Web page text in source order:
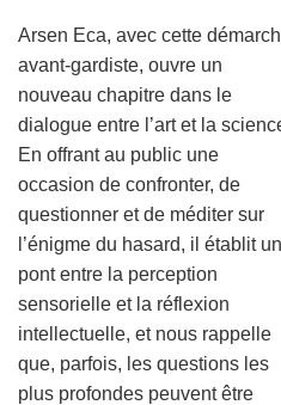
Arsen Eca, avec cette
avant-gardiste, ouvre un
nouveau chapitre dans le
dialogue entre l’art et la
En offrant au public une
occasion de confronter, de
questionner et de méditer sur
l’énigme du hasard, il établit un
pont entre la perception
sensorielle et la réflexion
intellectuelle, et nous rappelle
que, parfois, les questions les
plus profondes peuvent être